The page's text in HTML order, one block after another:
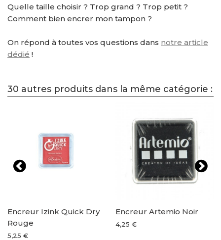
Quelle taille choisir ? Trop grand ? Trop petit ?
Comment bien encrer mon tampon ?
On répond à toutes vos questions dans notre article
dédié !
30 autres produits dans la même catégorie :
Encreur Izink Quick Dry
Rouge
5,25 €
Encreur Artemio Noir
4,25 €